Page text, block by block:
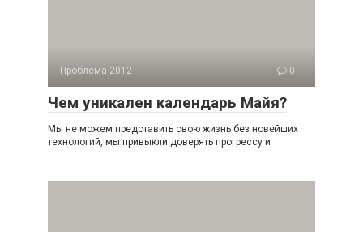
Проблема 2012 0
Чем уникален календарь Майя?
Мы не можем представить свою жизнь без новейших
технологий, мы привыкли доверять прогрессу и